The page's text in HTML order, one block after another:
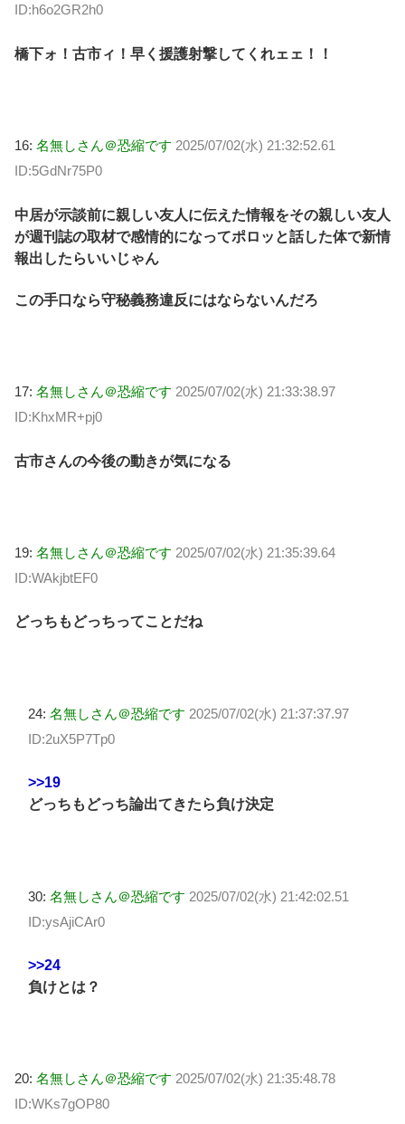
ID:h6o2GR2h0
橋下ォ！古市ィ！早く援護射撃してくれェェ！！
16: 名無しさん＠恐縮です 2025/07/02(水) 21:32:52.61
ID:5GdNr75P0
中居が示談前に親しい友人に伝えた情報をその親しい友人
が週刊誌の取材で感情的になってポロッと話した体で新情
報出したらいいじゃん
この手口なら守秘義務違反にはならないんだろ
17: 名無しさん＠恐縮です 2025/07/02(水) 21:33:38.97
ID:KhxMR+pj0
古市さんの今後の動きが気になる
19: 名無しさん＠恐縮です 2025/07/02(水) 21:35:39.64
ID:WAkjbtEF0
どっちもどっちってことだね
24: 名無しさん＠恐縮です 2025/07/02(水) 21:37:37.97
ID:2uX5P7Tp0
>>19
どっちもどっち論出てきたら負け決定
30: 名無しさん＠恐縮です 2025/07/02(水) 21:42:02.51
ID:ysAjiCAr0
>>24
負けとは？
20: 名無しさん＠恐縮です 2025/07/02(水) 21:35:48.78
ID:WKs7gOP80